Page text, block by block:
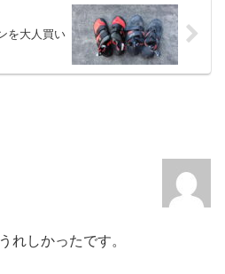
を大人買い
れしかったです。